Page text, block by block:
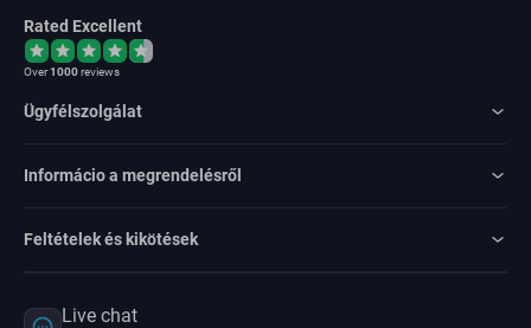
Rated Excellent
Over1000reviews
Ügyfélszolgálat
Informácio a megrendelésről
Feltételek és kikötések
Live chat